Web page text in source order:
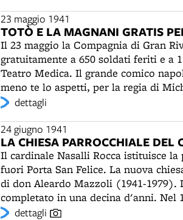
trasferire i feriti compromessi con la
sul tetto, l’ospedale sarà più volte
dicembre 1944).
(1916-2001), capocannoniere della
Bologna non perde una sola partita
23 maggio 1941
TOTÒ E LA MAGNANI GRATIS
Il 23 maggio la Compagnia di Gran
gratuitamente a 650 soldati feriti e a
Teatro Medica. Il grande comico
meno te lo aspetti, per la regia di
testo un personaggio che muove al
dettagli
24 giugno 1941
LA CHIESA PARROCCHIALE DEL
Il cardinale Nasalli Rocca istituisce
fuori Porta San Felice. La nuova
di don Aleardo Mazzoli (1941-1979).
completato in una decina d'anni. Nel
funzioni religiose erano celebrate in
dettagli